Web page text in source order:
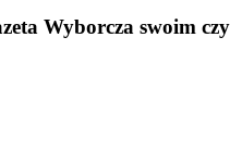
Wyborcza swoim